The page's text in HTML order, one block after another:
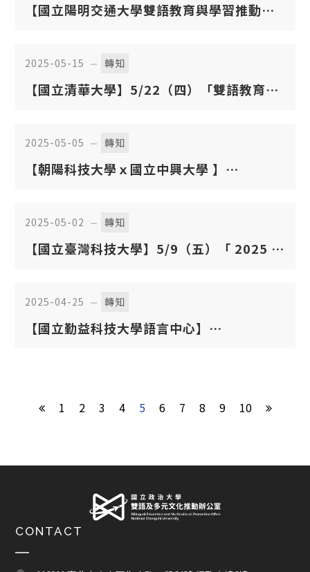
【國立陽明交通大學雙語教育與學習推動辦
2025-05-15 轉知
【國立清華大學】5/22（四）「雙語教育論
2025-05-05 轉知
【朝陽科技大學ｘ國立中興大學 】
2025-05-02 轉知
【國立臺灣科技大學】5/9（五）「 2025 未
2025-04-25 轉知
【國立勤益科技大學語言中心】
1 2 3 4 5 6 7 8 9 10
CONTACT